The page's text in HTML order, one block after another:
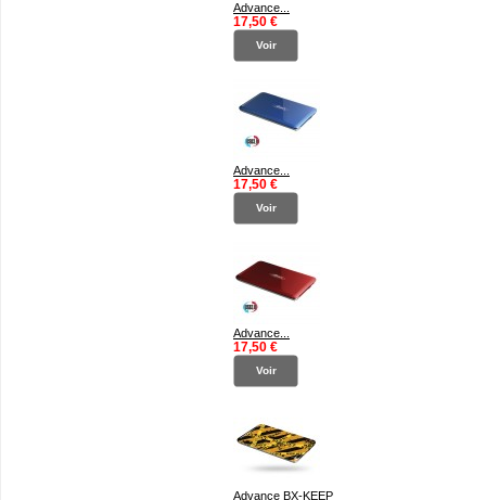
Advance...
17,50 €
Voir
Advance...
17,50 €
Voir
Advance...
17,50 €
Voir
Advance BX-KEEP